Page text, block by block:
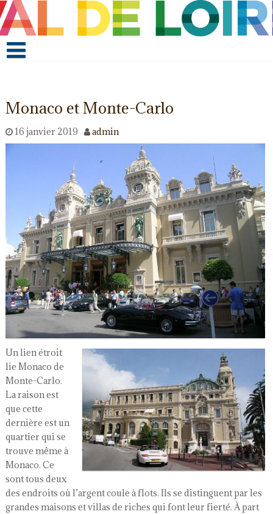
Monaco et Monte-Carlo
16 janvier 2019 admin
Un lien étroit
lie Monaco de
Monte-Carlo.
La raison est
que cette
dernière est un
quartier qui se
trouve même à
Monaco. Ce
sont tous deux
des endroits où l’argent coule à flots. Ils se distinguent par les
grandes maisons et villas de riches qui font leur fierté. À part